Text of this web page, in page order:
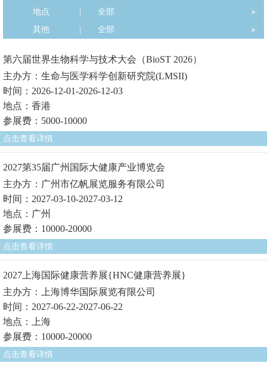
地点
全部
其他
全部
第六届世界生物科学与技术大会（BioST 2026）
主办方：生命与医学科学创新研究院(LMSII)
时间：2026-12-01-2026-12-03
地点：香港
参展费：5000-10000
点击查看详情
2027第35届广州国际大健康产业博览会
主办方：广州市亿帆展览服务有限公司
时间：2027-03-10-2027-03-12
地点：广州
参展费：10000-20000
点击查看详情
2027上海国际健康营养展{HNC健康营养展}
主办方：上海博华国际展览有限公司
时间：2027-06-22-2027-06-22
地点：上海
参展费：10000-20000
点击查看详情